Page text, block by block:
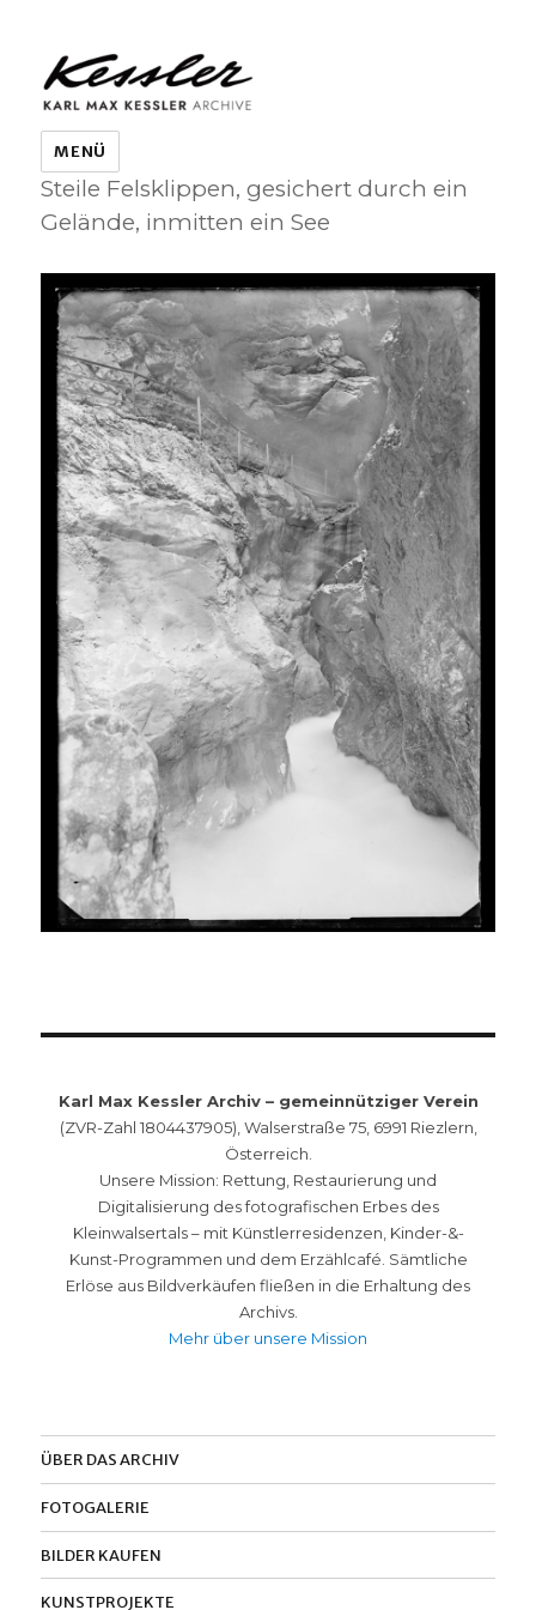
KARL MAX KESSLER ARCHIVE
MENÜ
Steile Felsklippen, gesichert durch ein
Gelände, inmitten ein See
Karl Max Kessler Archiv – gemeinnütziger Verein
(ZVR-Zahl 1804437905), Walserstraße 75, 6991 Riezlern,
Österreich.
Unsere Mission: Rettung, Restaurierung und
Digitalisierung des fotografischen Erbes des
Kleinwalsertals – mit Künstlerresidenzen, Kinder-&-
Kunst-Programmen und dem Erzählcafé. Sämtliche
Erlöse aus Bildverkäufen fließen in die Erhaltung des
Archivs.
Mehr über unsere Mission
ÜBER DAS ARCHIV
FOTOGALERIE
BILDER KAUFEN
KUNSTPROJEKTE